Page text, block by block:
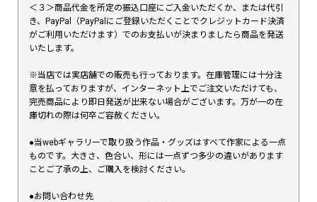
＜３＞商品代金を所定の振込口座にご入金いただくか、または代引
き、PayPal（PayPalにご登録いただくことでクレジットカード決済
がご利用いただけます）でのお支払いが決まりましたら商品を発送
いたします。
※当店では実店舗での販売も行っております。在庫管理には十分注
意を払っておりますが、インターネット上でご注文いただけても、
完売商品により即日発送が出来ない場合がございます。万が一の在
庫切れの際は何卒ご容赦ください。
●当webギャラリーで取り扱う作品・グッズはすべて作家による一点
ものです。大きさ、色合い、形には一点ずつ多少の違いがあります
ことご了承の上、ご購入を検討ください。
●お問い合わせ先